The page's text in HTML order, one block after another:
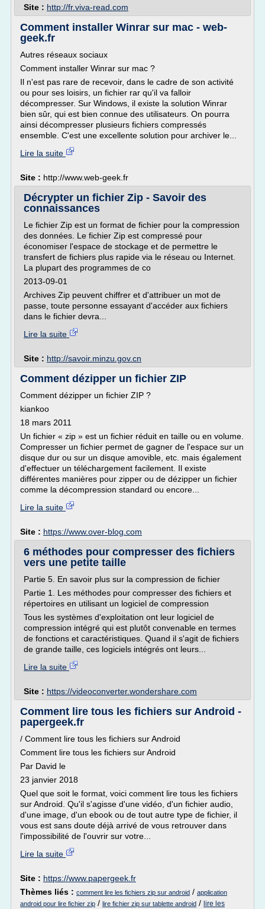
Site : http://fr.viva-read.com
Comment installer Winrar sur mac - web-
geek.fr
Autres réseaux sociaux
Comment installer Winrar sur mac ?
Il n'est pas rare de recevoir, dans le cadre de son activité
ou pour ses loisirs, un fichier rar qu'il va falloir
décompresser. Sur Windows, il existe la solution Winrar
bien sûr, qui est bien connue des utilisateurs. On pourra
ainsi décompresser plusieurs fichiers compressés
ensemble. C'est une excellente solution pour archiver le...
Lire la suite
Site : http://www.web-geek.fr
Décrypter un fichier Zip - Savoir des
connaissances
Le fichier Zip est un format de fichier pour la compression
des données. Le fichier Zip est compressé pour
économiser l'espace de stockage et de permettre le
transfert de fichiers plus rapide via le réseau ou Internet.
La plupart des programmes de co
2013-09-01
Archives Zip peuvent chiffrer et d'attribuer un mot de
passe, toute personne essayant d'accéder aux fichiers
dans le fichier devra...
Lire la suite
Site : http://savoir.minzu.gov.cn
Comment dézipper un fichier ZIP
Comment dézipper un fichier ZIP ?
kiankoo
18 mars 2011
Un fichier « zip » est un fichier réduit en taille ou en volume.
Compresser un fichier permet de gagner de l'espace sur un
disque dur ou sur un disque amovible, etc. mais également
d'effectuer un téléchargement facilement. Il existe
différentes manières pour zipper ou de dézipper un fichier
comme la décompression standard ou encore...
Lire la suite
Site : https://www.over-blog.com
6 méthodes pour compresser des fichiers
vers une petite taille
Partie 5. En savoir plus sur la compression de fichier
Partie 1. Les méthodes pour compresser des fichiers et
répertoires en utilisant un logiciel de compression
Tous les systèmes d'exploitation ont leur logiciel de
compression intégré qui est plutôt convenable en termes
de fonctions et caractéristiques. Quand il s'agit de fichiers
de grande taille, ces logiciels intégrés ont leurs...
Lire la suite
Site : https://videoconverter.wondershare.com
Comment lire tous les fichiers sur Android -
papergeek.fr
/ Comment lire tous les fichiers sur Android
Comment lire tous les fichiers sur Android
Par David le
23 janvier 2018
Quel que soit le format, voici comment lire tous les fichiers
sur Android. Qu'il s'agisse d'une vidéo, d'un fichier audio,
d'une image, d'un ebook ou de tout autre type de fichier, il
vous est sans doute déjà arrivé de vous retrouver dans
l'impossibilité de l'ouvrir sur votre...
Lire la suite
Site : https://www.papergeek.fr
Thèmes liés : comment lire les fichiers zip sur android / application
android pour lire fichier zip / lire fichier zip sur tablette android / lire les